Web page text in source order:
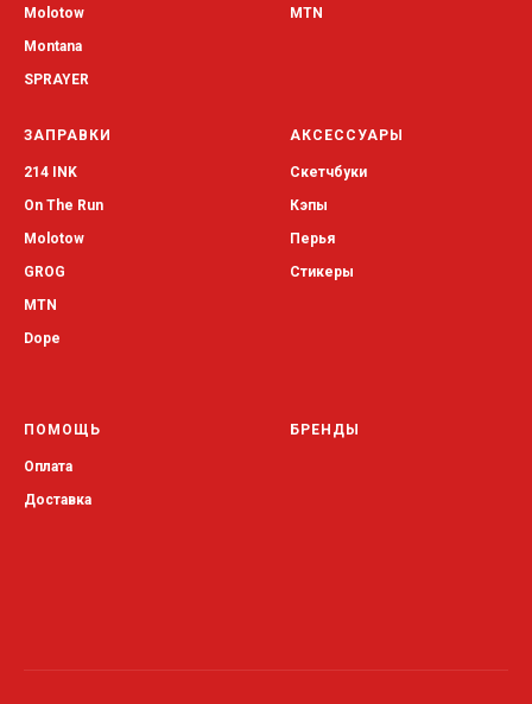
Molotow
Montana
SPRAYER
MTN
ЗАПРАВКИ
214 INK
On The Run
Molotow
GROG
MTN
Dope
АКСЕССУАРЫ
Скетчбуки
Кэпы
Перья
Стикеры
ПОМОЩЬ
Оплата
Доставка
БРЕНДЫ